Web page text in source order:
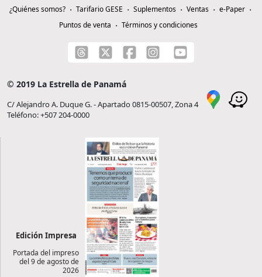
¿Quiénes somos? Tarifario GESE Suplementos Ventas
e-Paper
Puntos de venta
Términos y condiciones
© 2019 La Estrella de Panamá
C/ Alejandro A. Duque G. - Apartado 0815-00507, Zona 4
Teléfono: +507 204-0000
Edición Impresa
Portada del impreso
del 9 de agosto de
2026